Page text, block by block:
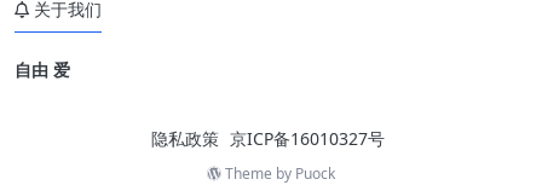
关于我们
自由 爱
隐私政策 京ICP备16010327号
Theme by Puock